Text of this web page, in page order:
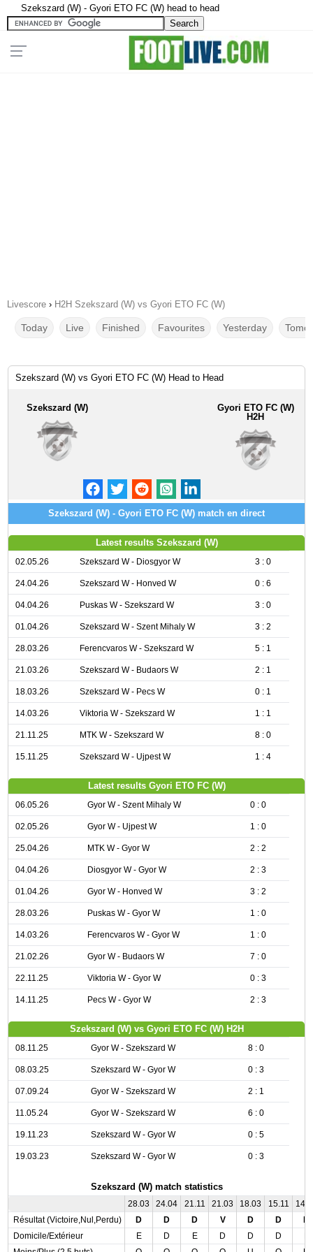
Szekszard (W) - Gyori ETO FC (W) head to head
Livescore › H2H Szekszard (W) vs Gyori ETO FC (W)
Today Live Finished Favourites Yesterday
Szekszard (W) vs Gyori ETO FC (W) Head to Head
Szekszard (W)
Gyori ETO FC (W)
H2H
Szekszard (W) - Gyori ETO FC (W) match en direct
Latest results Szekszard (W)
02.05.26 Szekszard W - Diosgyor W 3 : 0
24.04.26 Szekszard W - Honved W 0 : 6
04.04.26 Puskas W - Szekszard W 3 : 0
01.04.26 Szekszard W - Szent Mihaly W 3 : 2
28.03.26 Ferencvaros W - Szekszard W 5 : 1
21.03.26 Szekszard W - Budaors W 2 : 1
18.03.26 Szekszard W - Pecs W 0 : 1
14.03.26 Viktoria W - Szekszard W 1 : 1
21.11.25 MTK W - Szekszard W 8 : 0
15.11.25 Szekszard W - Ujpest W 1 : 4
Latest results Gyori ETO FC (W)
06.05.26 Gyor W - Szent Mihaly W 0 : 0
02.05.26 Gyor W - Ujpest W 1 : 0
25.04.26 MTK W - Gyor W 2 : 2
04.04.26 Diosgyor W - Gyor W 2 : 3
01.04.26 Gyor W - Honved W 3 : 2
28.03.26 Puskas W - Gyor W 1 : 0
14.03.26 Ferencvaros W - Gyor W 1 : 0
21.02.26 Gyor W - Budaors W 7 : 0
22.11.25 Viktoria W - Gyor W 0 : 3
14.11.25 Pecs W - Gyor W 2 : 3
Szekszard (W) vs Gyori ETO FC (W) H2H
08.11.25 Gyor W - Szekszard W 8 : 0
08.03.25 Szekszard W - Gyor W 0 : 3
07.09.24 Gyor W - Szekszard W 2 : 1
11.05.24 Gyor W - Szekszard W 6 : 0
19.11.23 Szekszard W - Gyor W 0 : 5
19.03.23 Szekszard W - Gyor W 0 : 3
Szekszard (W) match statistics
28.03 24.04 21.11 21.03 18.03 15.11
Résultat (Victoire,Nul,Perdu)
D D D V D D
Domicile/Extérieur
E D E D D D